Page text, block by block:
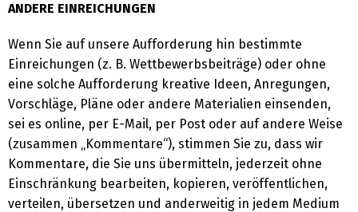
ANDERE EINREICHUNGEN
Wenn Sie auf unsere Aufforderung hin bestimmte
Einreichungen (z. B. Wettbewerbsbeiträge) oder ohne
eine solche Aufforderung kreative Ideen, Anregungen,
Vorschläge, Pläne oder andere Materialien einsenden,
sei es online, per E-Mail, per Post oder auf andere Weise
(zusammen „Kommentare“), stimmen Sie zu, dass wir
Kommentare, die Sie uns übermitteln, jederzeit ohne
Einschränkung bearbeiten, kopieren, veröffentlichen,
verteilen, übersetzen und anderweitig in jedem Medium